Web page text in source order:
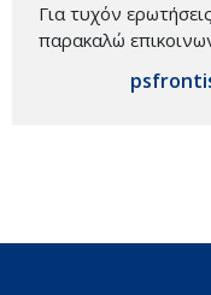
Για τυχόν
παρακαλώ